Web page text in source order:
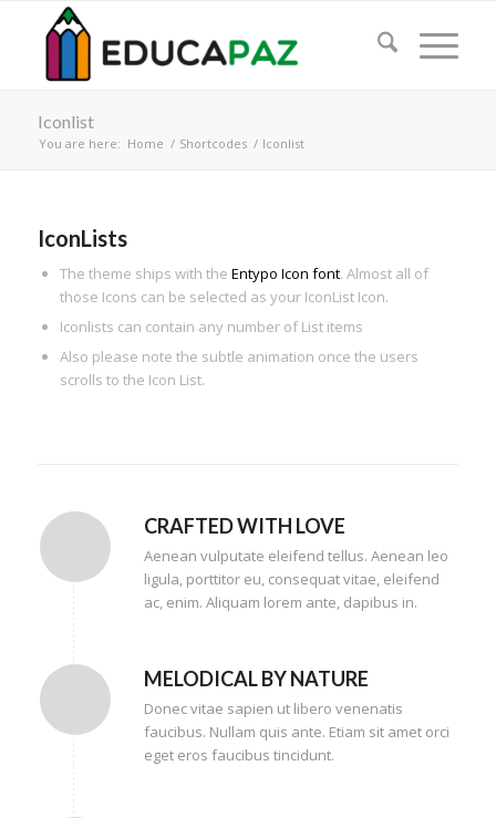
Iconlist
You are here: Home / Shortcodes / Iconlist
IconLists
The theme ships with the Entypo Icon font. Almost all of
those Icons can be selected as your IconList Icon.
Iconlists can contain any number of List items
Also please note the subtle animation once the users
scrolls to the Icon List.
CRAFTED WITH LOVE
Aenean vulputate eleifend tellus. Aenean leo
ligula, porttitor eu, consequat vitae, eleifend
ac, enim. Aliquam lorem ante, dapibus in.
MELODICAL BY NATURE
Donec vitae sapien ut libero venenatis
faucibus. Nullam quis ante. Etiam sit amet orci
eget eros faucibus tincidunt.